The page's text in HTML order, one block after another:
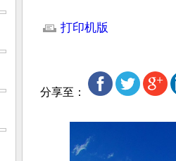
打印机版
分享至：